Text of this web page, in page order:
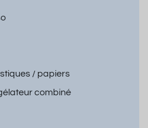
/ papiers
combiné